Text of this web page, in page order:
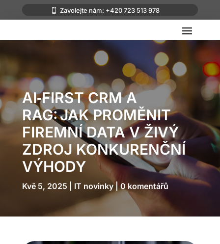
Zavolejte nám: +420 723 513 978
AI‑FIRST CRM A
RAG: JAK PROMĚNIT
FIREMNÍ DATA V ŽIVÝ
ZDROJ KONKURENČNÍ
VÝHODY
Kvě 5, 2025 IT novinky 0 komentářů